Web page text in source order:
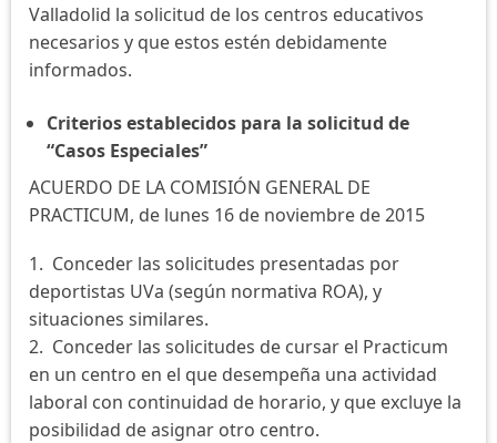
Valladolid la solicitud de los centros educativos
necesarios y que estos estén debidamente
informados.
Criterios establecidos para la solicitud de
“Casos Especiales”
ACUERDO DE LA COMISIÓN GENERAL DE
PRACTICUM, de lunes 16 de noviembre de 2015
1. Conceder las solicitudes presentadas por
deportistas UVa (según normativa ROA), y
situaciones similares.
2. Conceder las solicitudes de cursar el Practicum
en un centro en el que desempeña una actividad
laboral con continuidad de horario, y que excluye la
posibilidad de asignar otro centro.